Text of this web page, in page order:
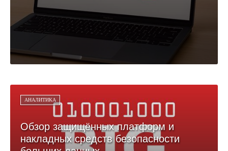
АНАЛИТИКА
Обзор защищённых платформ и
накладных средств безопасности